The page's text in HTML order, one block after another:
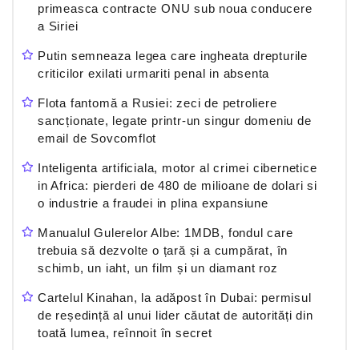
primeasca contracte ONU sub noua conducere
a Siriei
Putin semneaza legea care ingheata drepturile
criticilor exilati urmariti penal in absenta
Flota fantomă a Rusiei: zeci de petroliere
sancționate, legate printr-un singur domeniu de
email de Sovcomflot
Inteligenta artificiala, motor al crimei cibernetice
in Africa: pierderi de 480 de milioane de dolari si
o industrie a fraudei in plina expansiune
Manualul Gulerelor Albe: 1MDB, fondul care
trebuia să dezvolte o țară și a cumpărat, în
schimb, un iaht, un film și un diamant roz
Cartelul Kinahan, la adăpost în Dubai: permisul
de reședință al unui lider căutat de autorități din
toată lumea, reînnoit în secret